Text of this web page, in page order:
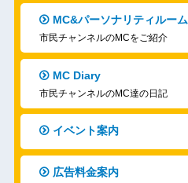
MC&パーソナリティルーム
市民チャンネルのMCをご紹介
MC Diary
市民チャンネルのMC達の日記
イベント案内
広告料金案内